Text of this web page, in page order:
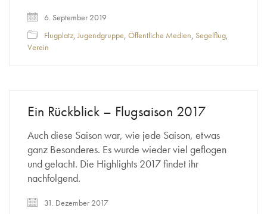
6. September 2019
Flugplatz,Jugendgruppe, Öffentliche Medien, Segelflug,
Verein
Ein Rückblick – Flugsaison 2017
Auch diese Saison war, wie jede Saison, etwas
ganz Besonderes. Es wurde wieder viel geflogen
und gelacht. Die Highlights 2017 findet ihr
nachfolgend.
31. Dezember 2017